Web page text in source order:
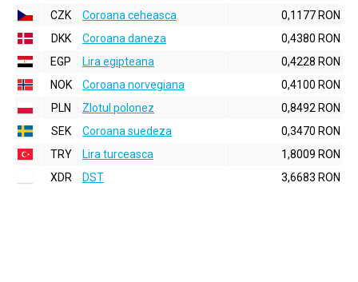
CZK
Coroana ceheasca
0,1177 RON
DKK
Coroana daneza
0,4380 RON
EGP
Lira egipteana
0,4228 RON
NOK
Coroana norvegiana
0,4100 RON
PLN
Zlotul polonez
0,8492 RON
SEK
Coroana suedeza
0,3470 RON
TRY
Lira turceasca
1,8009 RON
XDR
DST 3,6683 RON